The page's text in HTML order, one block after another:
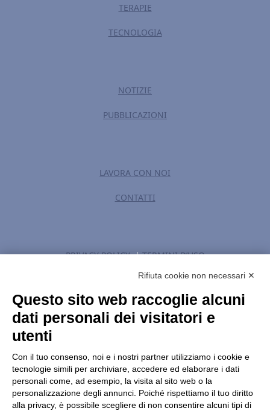
TERAPIE
TECNOLOGIA
NOTIZIE
PUBBLICAZIONI
LAVORA CON NOI
CONTATTI
PRIVACY POLICY|TERMINI D’USO
HOLOSTEM S.r.l. a Socio Unico
c/o Centro di Medicina Rigenerativa “Stefano Ferrari” Via
Rifiuta cookie non necessari ✕
Questo sito web raccoglie alcuni
dati personali dei visitatori e
utenti
Con il tuo consenso, noi e i nostri partner utilizziamo i cookie e
tecnologie simili per archiviare, accedere ed elaborare i dati
personali come, ad esempio, la visita al sito web o la
personalizzazione degli annunci. Poiché rispettiamo il tuo diritto
alla privacy, è possibile scegliere di non consentire alcuni tipi di